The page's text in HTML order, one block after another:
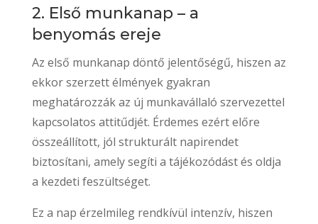
2. Első munkanap – a
benyomás ereje
Az első munkanap döntő jelentőségű, hiszen az
ekkor szerzett élmények gyakran
meghatározzák az új munkavállaló szervezettel
kapcsolatos attitűdjét. Érdemes ezért előre
összeállított, jól strukturált napirendet
biztosítani, amely segíti a tájékozódást és oldja
a kezdeti feszültséget.
Ez a nap érzelmileg rendkívül intenzív, hiszen